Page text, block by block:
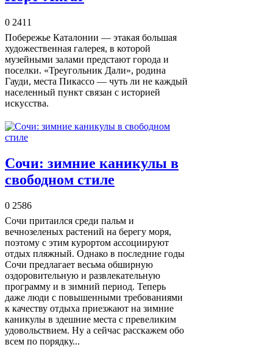
0 2411
Побережье Каталонии — этакая большая
художественная галерея, в которой
музейными залами предстают города и
поселки. «Треугольник Дали», родина
Гауди, места Пикассо — чуть ли не каждый
населенный пункт связан с историей
искусства.
Сочи: зимние каникулы в
свободном стиле
0 2586
Сочи притаился среди пальм и
вечнозеленых растений на берегу моря,
поэтому с этим курортом ассоциируют
отдых пляжный. Однако в последние годы
Сочи предлагает весьма обширную
оздоровительную и развлекательную
программу и в зимний период. Теперь
даже люди с повышенными требованиями
к качеству отдыха приезжают на зимние
каникулы в здешние места с превеликим
удовольствием. Ну а сейчас расскажем обо
всем по порядку...